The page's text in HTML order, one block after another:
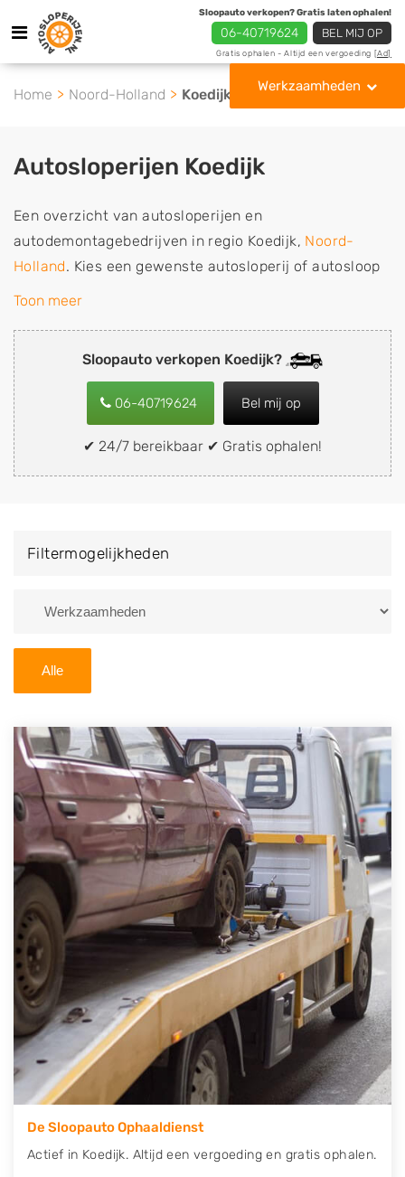
Sloopauto verkopen? Gratis laten ophalen!
06-40719624 BEL MIJ OP
Gratis ophalen - Altijd een vergoeding [Ad]
Werkzaamheden
Home Noord-Holland Koedijk
Sloopauto verkopen Koedijk?
06-40719624 Bel mij op
✔ 24/7 bereikbaar ✔ Gratis ophalen!
Autosloperijen Koedijk
Een overzicht van autosloperijen en
autodemontagebedrijven in regio Koedijk, Noord-
Holland. Kies een gewenste autosloperij of autosloop
uit de lijst die gespecialiseerd is in de verkoop van
de inkoop van sloopauto's, schadeauto's en
tweedehands auto's (ook zonder apk keuring). Wilt u
uw auto, camper, vrachtwagen, motor of brommobiel
snel en eenvoudig verkopen aan een
demontagebedrijf in de buurt, deze zelf wegbrengen
naar de sloop of deze liever laten ophalen op een
van Koedijk en ontvang een vergoeding voor uw oude
Zoekt u liever naar een sloperij in een andere plaats of
U kunt er ook voor kiezen om direct uw sloopauto te
verkopen en op te laten halen door de Sloopauto
Ophaaldienst van Autosloperijen.nl. Wij kunnen uw
auto gratis ophalen in Koedijk. Neem telefonisch
contact op of maak een terugbelafspraak. Wilt u
direct een tweedehands auto onderdelen offerte
aanvragen? Dat kan via de Onderdelenlijn! Vul uw
kenteken in en druk op verzenden.
Wij kunnen u helpen met de inkoop van auto's van
eigenlijk alle merken, zoals Alfa Romeo, Audi, BMW,
Chevrolet, Citroën, Dacia, Fiat, Ford, Honda, Hyundai,
Kia, Mazda, Mercedes Benz, Mitsubishi, Nissan, Opel,
Peugeot, Porsche, Renault, Seat, Skoda, Suzuki, Tesla,
Toyota, Volkswagen en Volvo.
Toon meer
Filtermogelijkheden
Alle
De Sloopauto Ophaaldienst
Actief in Koedijk. Altijd een vergoeding en gratis ophalen.